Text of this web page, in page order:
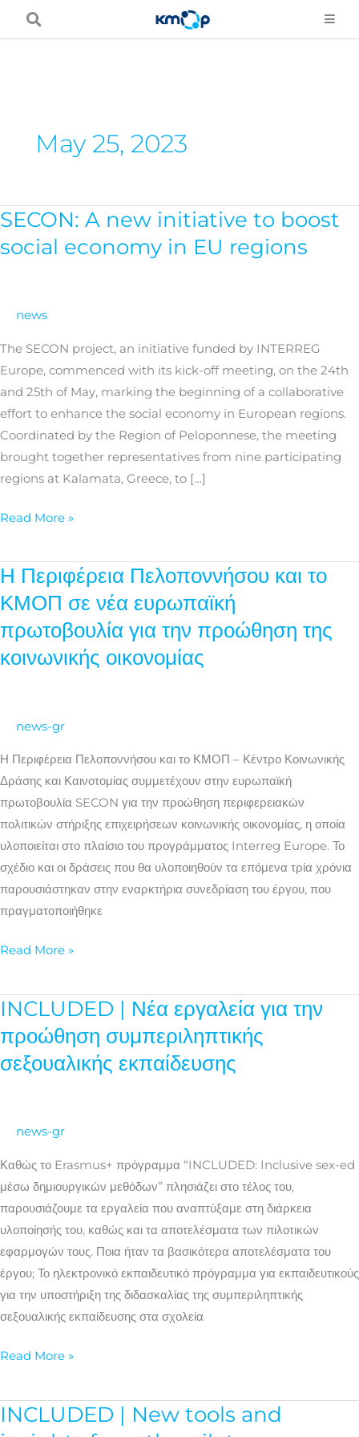
May 25, 2023
SECON: A new initiative to boost
social economy in EU regions
news
The SECON project, an initiative funded by INTERREG
Europe, commenced with its kick-off meeting, on the 24th
and 25th of May, marking the beginning of a collaborative
effort to enhance the social economy in European regions.
Coordinated by the Region of Peloponnese, the meeting
brought together representatives from nine participating
regions at Kalamata, Greece, to […]
SECON:
new
boost
social
economy
in
EU
regions
Read More »
Η Περιφέρεια Πελοποννήσου και το
ΚΜΟΠ σε νέα ευρωπαϊκή
πρωτοβουλία για την προώθηση της
κοινωνικής οικονομίας
news-gr
Η Περιφέρεια Πελοποννήσου και το ΚΜΟΠ – Κέντρο Κοινωνικής
Δράσης και Καινοτομίας συμμετέχουν στην ευρωπαϊκή
πρωτοβουλία SECON για την προώθηση περιφερειακών
πολιτικών στήριξης επιχειρήσεων κοινωνικής οικονομίας, η οποία
υλοποιείται στο πλαίσιο του προγράμματος Interreg Europe. Το
σχέδιο και οι δράσεις που θα υλοποιηθούν τα επόμενα τρία χρόνια
παρουσιάστηκαν στην εναρκτήρια συνεδρίαση του έργου, που
πραγματοποιήθηκε
Η
Περιφέρεια
και
το
νέα
πρωτοβουλία
για
την
προώθηση
της
κοινωνικής
οικονομίας
Read More »
INCLUDED | Νέα εργαλεία για την
προώθηση συμπεριληπτικής
σεξουαλικής εκπαίδευσης
news-gr
Καθώς το Erasmus+ πρόγραμμα “INCLUDED: Inclusive sex-ed
μέσω δημιουργικών μεθόδων” πλησιάζει στο τέλος του,
παρουσιάζουμε τα εργαλεία που αναπτύξαμε στη διάρκεια
υλοποίησής του, καθώς και τα αποτελέσματα των πιλοτικών
εφαρμογών τους. Ποια ήταν τα βασικότερα αποτελέσματα του
έργου; Το ηλεκτρονικό εκπαιδευτικό πρόγραμμα για εκπαιδευτικούς
για την υποστήριξη της διδασκαλίας της συμπεριληπτικής
σεξουαλικής εκπαίδευσης στα σχολεία
INCLUDED
Νέα
εργαλεία
προώθηση
Read More »
INCLUDED | New tools and
INCLUDED
|